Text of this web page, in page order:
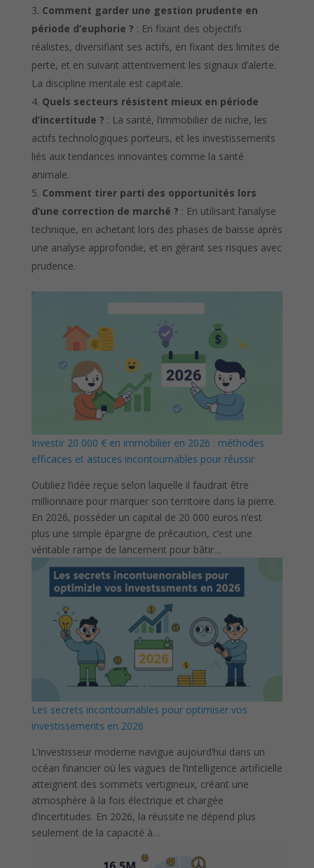
Comment garder une gestion prudente en
période d’euphorie ? : En fixant des objectifs
réalistes, diversifiant ses actifs, en fixant des limites de
perte, et en suivant attentivement les signaux d’alerte.
La discipline mentale est capitale.
Quels secteurs résistent mieux en période
d’incertitude ? : La santé, l’immobilier de niche, les
actifs technologiques porteurs, et les investissements
liés aux tendances innovantes comme la santé
animale.
Comment tirer parti des opportunités lors
d’une correction de marché ? : En utilisant l’analyse
technique, en achetant lors des phases de baisse après
une analyse approfondie, et en gérant ses risques avec
prudence.
Investir 20 000 € en immobilier en 2026 : méthodes
efficaces et astuces incontournables pour réussir
Oubliez l’idée reçue selon laquelle il faudrait être
millionnaire pour marquer son territoire dans la pierre.
En 2026, posséder un capital de 20 000 euros n’est
plus une simple épargne de précaution, c’est une
véritable rampe de lancement pour bâtir…
Les secrets incontournables pour optimiser vos
investissements en 2026
L’investisseur moderne navigue aujourd’hui dans un
océan financier où les vagues de l’intelligence artificielle
atteignent des sommets vertigineux, créant une
atmosphère à la fois électrique et chargée
d’incertitudes. En 2026, la réussite ne dépend plus
seulement de la capacité à…